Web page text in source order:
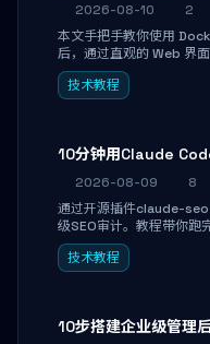
2026-08-10
2
本文手把手教你使用
后，通过直观的 Web 界
的 IP、SSL 证书、DNS
你高效完成安全信息收集
技术教程
10分钟用Claude
2026-08-09
8
通过开源插件claude-
级SEO审计。教程带你跑
和验证方法的可执行修复
站长快速上手。
技术教程
10步搭建企业级管理